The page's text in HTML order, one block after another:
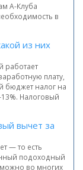
А-Клуба
в
из них
работает
плату,
бюджет налог на
Налоговый
вычет за
— то есть
подоходный
во многих